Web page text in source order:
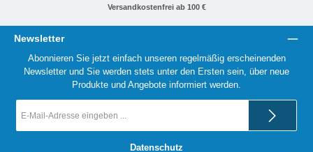
Versandkostenfrei ab 100 €
Newsletter
Abonnieren Sie jetzt einfach unseren regelmäßig erscheinenden
Newsletter und Sie werden stets unter den Ersten sein, über neue
Produkte und Angebote informiert werden.
Mail-
Datenschutz